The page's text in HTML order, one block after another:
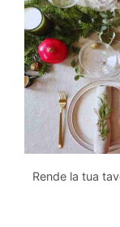
Rende la tua